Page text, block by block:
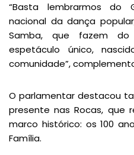
“Basta lembrarmos do
nacional da dança
Samba, que fazem
espetáculo único,
comunidade”,
O parlamentar destacou
presente nas Rocas, que
marco histórico: os 100
Família.